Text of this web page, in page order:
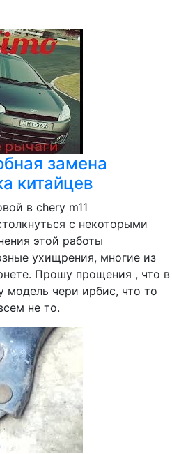
замена
китайцев
в chery m11
с некоторыми
этой работы
ухищрения, многие из
Прошу прощения , что в
модель чери ирбис, что то
не то.